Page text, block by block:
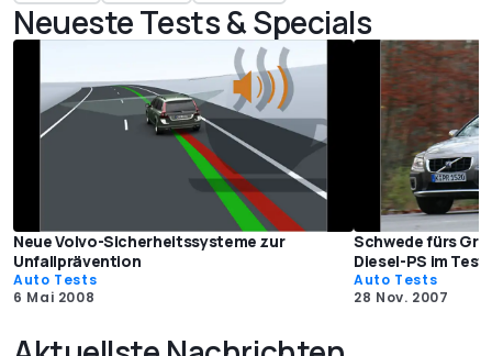
Neueste Tests & Specials
Neue Volvo-Sicherheitssysteme zur
Unfallprävention
Auto Tests
6 Mai 2008
Schwede fürs
Diesel-PS im Test
Auto Tests
28 Nov. 2007